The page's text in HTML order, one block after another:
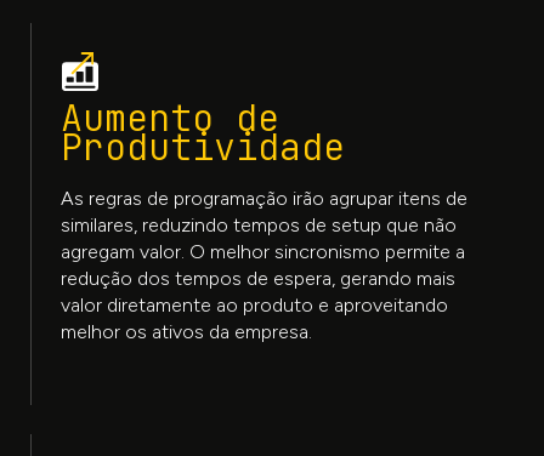
Aumento de
Produtividade
As regras de programação irão agrupar itens de
similares, reduzindo tempos de setup que não
agregam valor. O melhor sincronismo permite a
redução dos tempos de espera, gerando mais
valor diretamente ao produto e aproveitando
melhor os ativos da empresa.